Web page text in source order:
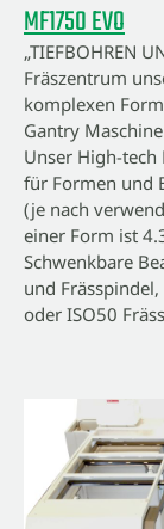
MF1750 EVO
„TIEFBOHREN
Fräszentrum
komplexen
Gantry
Unser High-
für Formen und
(je nach
einer Form ist
Schwenkbare
und
oder ISO50